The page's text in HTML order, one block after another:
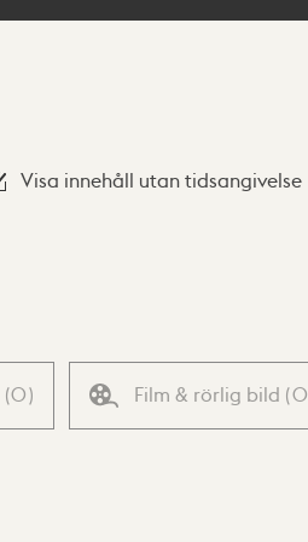
Visa innehåll utan tidsangivelse
(0) Film & rörlig bild (0